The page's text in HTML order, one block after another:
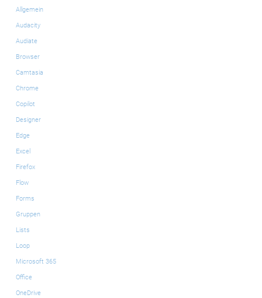
Allgemein
Audacity
Audiate
Browser
Camtasia
Chrome
Copilot
Designer
Edge
Excel
Firefox
Flow
Forms
Gruppen
Lists
Loop
Microsoft 365
Office
OneDrive